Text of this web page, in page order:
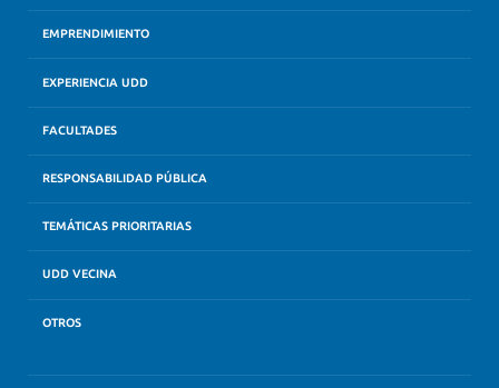
EMPRENDIMIENTO
EXPERIENCIA UDD
FACULTADES
RESPONSABILIDAD PÚBLICA
TEMÁTICAS PRIORITARIAS
UDD VECINA
OTROS